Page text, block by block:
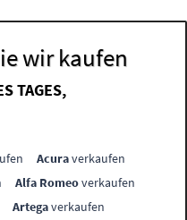
wir kaufen
TAGES,
Acuraverkaufen
Alfa Romeoverkaufen
Artegaverkaufen